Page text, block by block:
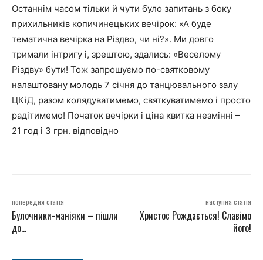
Останнім часом тільки й чути було запитань з боку
прихильників копичинецьких вечірок: «А буде
тематична вечірка на Різдво, чи ні?». Ми довго
тримали інтригу і, зрештою, здались: «Веселому
Різдву» бути! Тож запрошуємо по-святковому
налаштовану молодь 7 січня до танцювального залу
ЦКіД, разом колядуватимемо, святкуватимемо і просто
радітимемо! Початок вечірки і ціна квитка незмінні –
21 год і 3 грн. відповідно
попередня стаття
Булочники-маніяки – пішли
до…
наступна стаття
Христос Рождається! Славімо
його!